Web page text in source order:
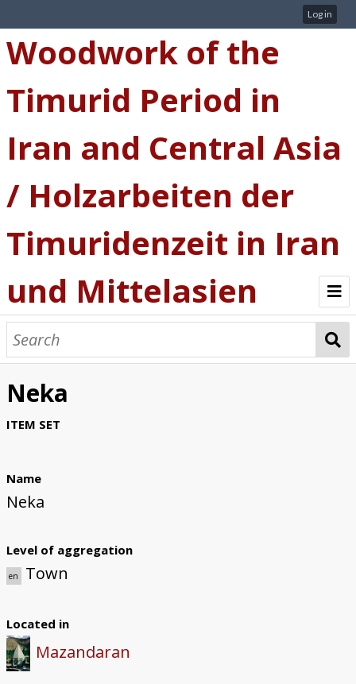
Log in
Woodwork of the
Timurid Period in
Iran and Central Asia
/ Holzarbeiten der
Timuridenzeit in Iran
und Mittelasien
Welcome
Introduction
Bibliography
Regions
Places
Buildings
Museums / Auction Houses
User Information
Neka
ITEM SET
Name
Neka
Level of aggregation
en Town
Located in
Mazandaran